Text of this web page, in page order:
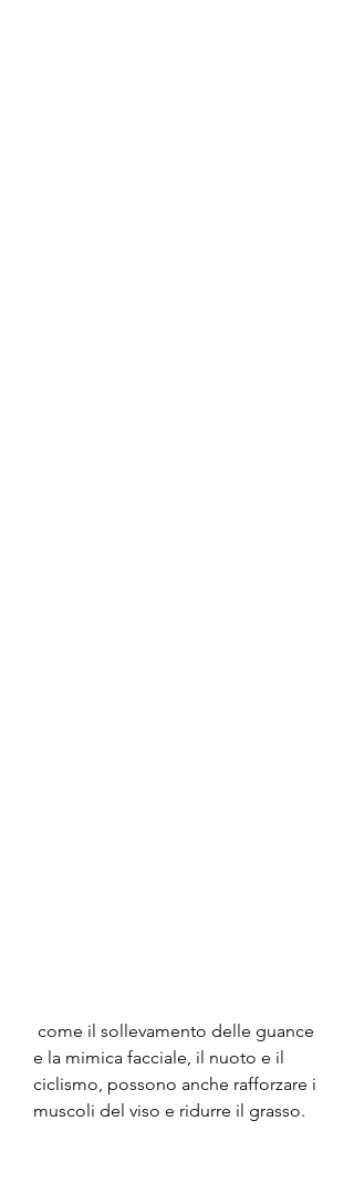
e la mimica facciale, il nuoto e il
ciclismo, possono anche rafforzare i
muscoli del viso e ridurre il grasso.